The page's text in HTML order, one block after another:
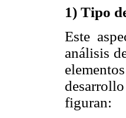
1) Tipo
Este
análisis
figuran: